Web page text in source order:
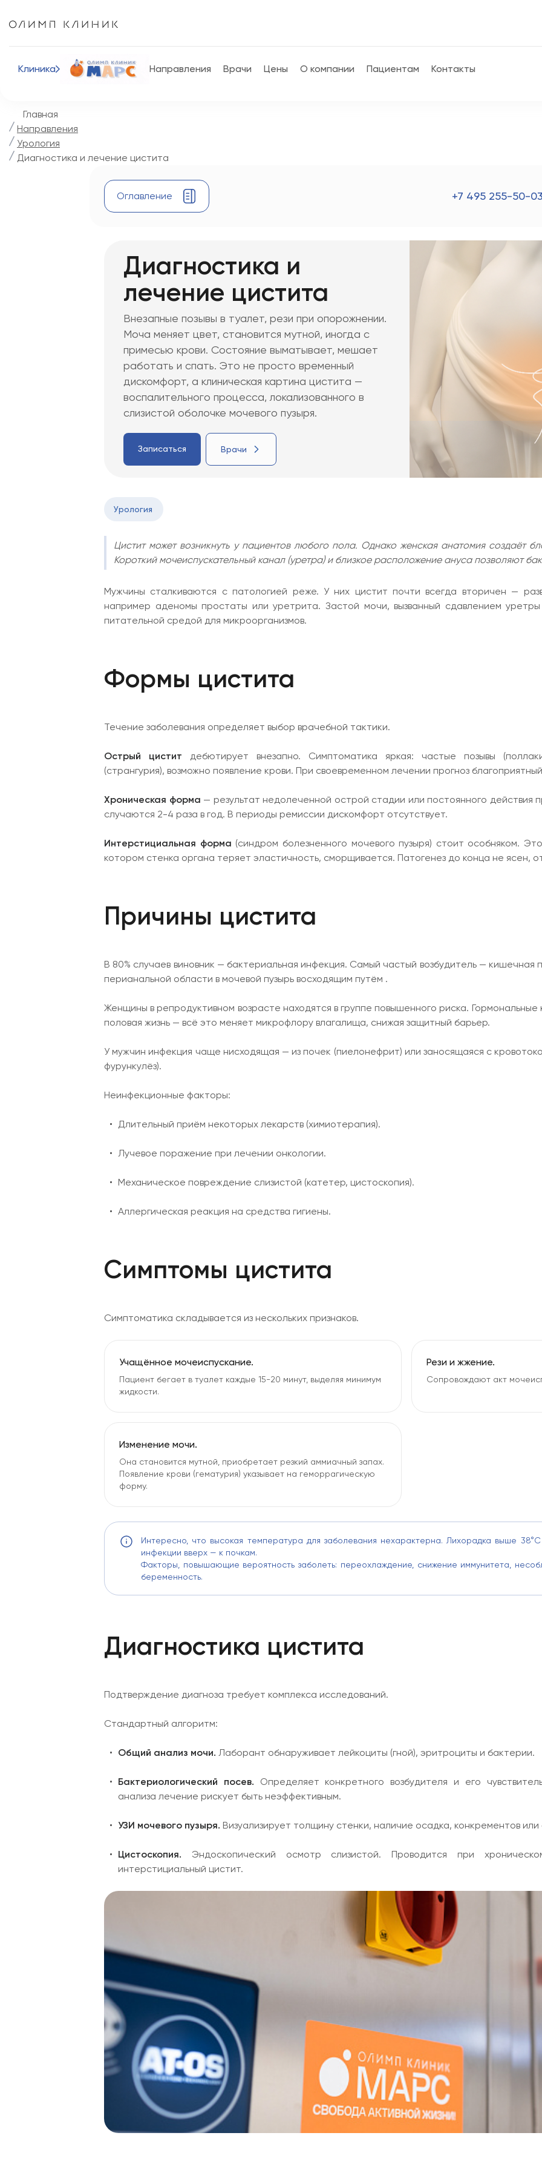
Клиника Направления Врачи Цены О компании Пациентам Контакты
Главная
Направления
Урология
Диагностика и лечение цистита
Оглавление +7 495 255-50-03
Формы цистита
Причины цистита
3. Симптомы цистита
4. Диагностика цистита
5. Методы лечения цистита
6. Хирургическое лечение цистита
Особенности лечения цистита у беременных
8.
Профилактика
Диагностика и
лечение цистита
Внезапные позывы в туалет, рези при опорожнении.
Моча меняет цвет, становится мутной, иногда с
примесью крови. Состояние выматывает, мешает
работать и спать. Это не просто временный
дискомфорт, а клиническая картина цистита —
воспалительного процесса, локализованного в
слизистой оболочке мочевого пузыря.
Записаться Врачи
Урология
Цистит может возникнуть у пациентов любого пола. Однако женская анатомия создаёт
Короткий мочеиспускательный канал (уретра) и близкое расположение ануса позволяют
Мужчины сталкиваются с патологией реже. У них цистит почти всегда вторичен —
например аденомы простаты или уретрита. Застой мочи, вызванный сдавлением уретры
питательной средой для микроорганизмов.
Формы цистита
Течение заболевания определяет выбор врачебной тактики.
Острый циститдебютирует внезапно. Симптоматика яркая: частые позывы
(странгурия), возможно появление крови. При своевременном лечении прогноз благоприятный.
Хроническая форма— результат недолеченной острой стадии или постоянного действия
случаются 2-4 раза в год. В периоды ремиссии дискомфорт отсутствует.
Интерстициальная форма(синдром болезненного мочевого пузыря) стоит особняком.
котором стенка органа теряет эластичность, сморщивается. Патогенез до конца не ясен,
Причины цистита
В 80% случаев виновник — бактериальная инфекция. Самый частый возбудитель — кишечная
перианальной области в мочевой пузырь восходящим путём .
Женщины в репродуктивном возрасте находятся в группе повышенного риска. Гормональные
половая жизнь — всё это меняет микрофлору влагалища, снижая защитный барьер.
У мужчин инфекция чаще нисходящая — из почек (пиелонефрит) или заносящаяся с
фурункулёз).
Неинфекционные факторы:
Длительный приём некоторых лекарств (химиотерапия).
Лучевое поражение при лечении онкологии.
Механическое повреждение слизистой (катетер, цистоскопия).
Аллергическая реакция на средства гигиены.
Симптомы цистита
Симптоматика складывается из нескольких признаков.
Учащённое мочеиспускание.
Пациент бегает в туалет каждые 15-20 минут, выделяя минимум
жидкости.
Рези и жжение.
Сопровождают акт
Изменение мочи.
Она становится мутной, приобретает резкий аммиачный запах.
Появление крови (гематурия) указывает на геморрагическую
форму.
Интересно, что высокая температура для заболевания нехарактерна. Лихорадка выше
инфекции вверх — к почкам.
Факторы, повышающие вероятность заболеть: переохлаждение, снижение иммунитета,
беременность.
Диагностика цистита
Подтверждение диагноза требует комплекса исследований.
Стандартный алгоритм:
Общий анализ мочи. Лаборант обнаруживает лейкоциты (гной), эритроциты и бактерии.
Бактериологический посев.
Определяет конкретного возбудителя и его
анализа лечение рискует быть неэффективным.
УЗИ мочевого пузыря. Визуализирует толщину стенки, наличие осадка, конкрементов или
Цистоскопия.
Эндоскопический осмотр слизистой. Проводится при
интерстициальный цистит.